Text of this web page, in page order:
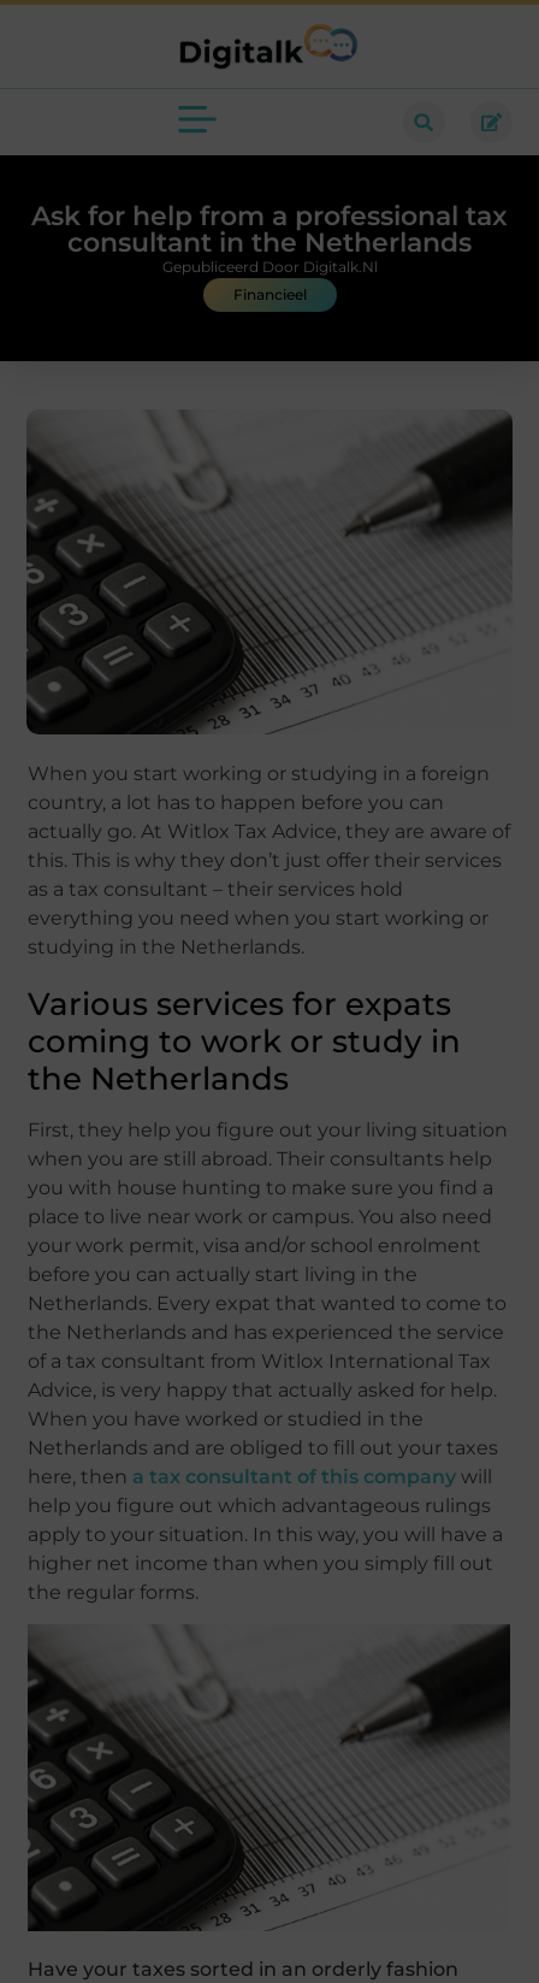
Ask for help from a professional tax
consultant in the Netherlands
Financieel
Gepubliceerd Door Digitalk.nl
When you start working or studying in a foreign
country, a lot has to happen before you can
actually go. At Witlox Tax Advice, they are aware of
this. This is why they don’t just offer their services
as a tax consultant – their services hold
everything you need when you start working or
studying in the Netherlands.
Various services for expats
coming to work or study in
the Netherlands
First, they help you figure out your living situation
when you are still abroad. Their consultants help
you with house hunting to make sure you find a
place to live near work or campus. You also need
your work permit, visa and/or school enrolment
before you can actually start living in the
Netherlands. Every expat that wanted to come to
the Netherlands and has experienced the service
of a tax consultant from Witlox International Tax
Advice, is very happy that actually asked for help.
When you have worked or studied in the
Netherlands and are obliged to fill out your taxes
here, then a tax consultant of this company will
help you figure out which advantageous rulings
apply to your situation. In this way, you will have a
higher net income than when you simply fill out
the regular forms.
Have your taxes sorted in an orderly fashion